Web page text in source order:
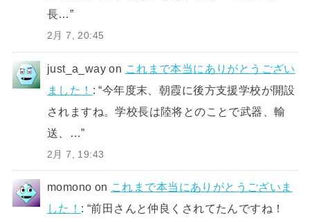
長…”
2月 7, 20:45
just_a_way on これまで本当にありがとうござい
ました！ : “今年度末、朝霞に後方支援学校が開設
されますね。学校長は陸将とのことで武器、輸
送、…”
2月 7, 19:43
momono on これまで本当にありがとうございま
した！ : “前田さんと仲良くされてたんですね！